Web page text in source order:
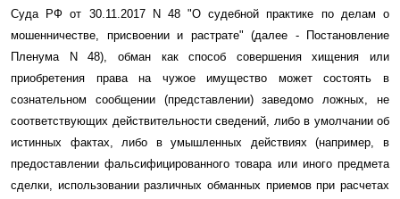
Суда РФ от 30.11.2017 N 48 "О судебной практике по делам о
мошенничестве, присвоении и растрате" (далее - Постановление
Пленума N 48), обман как способ совершения хищения или
приобретения права на чужое имущество может состоять в
сознательном сообщении (представлении) заведомо ложных, не
соответствующих действительности сведений, либо в умолчании об
истинных фактах, либо в умышленных действиях (например, в
предоставлении фальсифицированного товара или иного предмета
сделки, использовании различных обманных приемов при расчетах